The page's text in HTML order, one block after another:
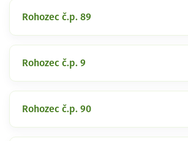
Rohozec č.p. 89
Rohozec č.p. 9
Rohozec č.p. 90